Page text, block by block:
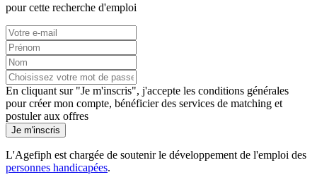
pour cette recherche d'emploi
En cliquant sur "Je m'inscris", j'accepte les conditions générales
pour créer mon compte, bénéficier des services de matching et
postuler aux offres
Je m'inscris
L'Agefiph est chargée de soutenir le développement de l'emploi des
personnes handicapées.